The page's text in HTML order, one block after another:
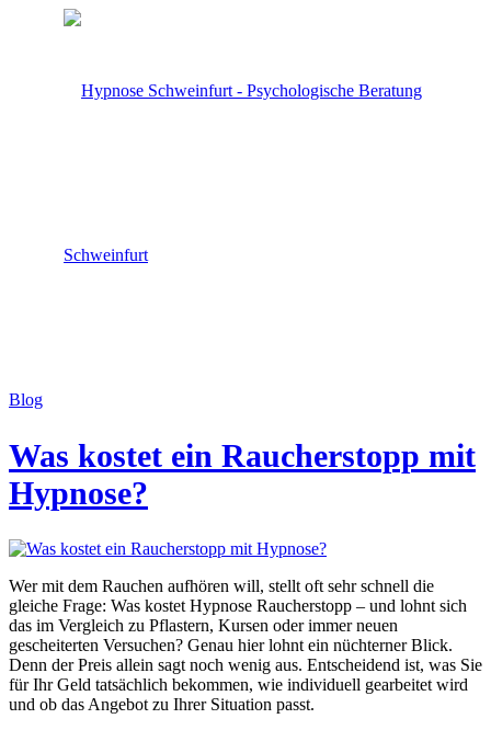
Blog
Was kostet ein Raucherstopp mit
Hypnose?
Wer mit dem Rauchen aufhören will, stellt oft sehr schnell die
gleiche Frage: Was kostet Hypnose Raucherstopp – und lohnt sich
das im Vergleich zu Pflastern, Kursen oder immer neuen
gescheiterten Versuchen? Genau hier lohnt ein nüchterner Blick.
Denn der Preis allein sagt noch wenig aus. Entscheidend ist, was Sie
für Ihr Geld tatsächlich bekommen, wie individuell gearbeitet wird
und ob das Angebot zu Ihrer Situation passt.